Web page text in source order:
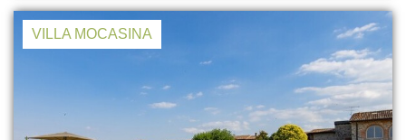
VILLA MOCASINA